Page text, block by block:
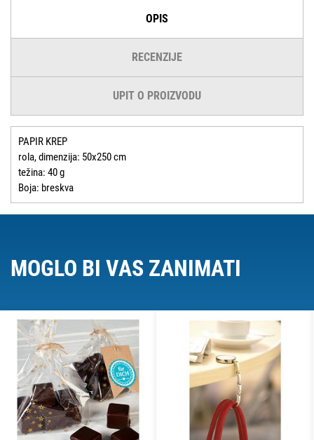
OPIS
RECENZIJE
UPIT O PROIZVODU
PAPIR KREP
rola, dimenzija: 50x250 cm
težina: 40 g
Boja: breskva
MOGLO BI VAS ZANIMATI